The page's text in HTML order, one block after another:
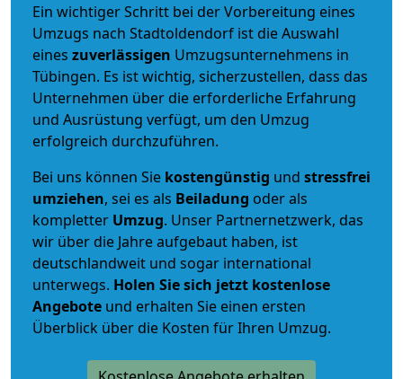
Ein wichtiger Schritt bei der Vorbereitung eines
Umzugs nach Stadtoldendorf ist die Auswahl
eines zuverlässigen Umzugsunternehmens in
Tübingen. Es ist wichtig, sicherzustellen, dass das
Unternehmen über die erforderliche Erfahrung
und Ausrüstung verfügt, um den Umzug
erfolgreich durchzuführen.
Bei uns können Sie kostengünstig und stressfrei
umziehen, sei es als Beiladung oder als
kompletter Umzug. Unser Partnernetzwerk, das
wir über die Jahre aufgebaut haben, ist
deutschlandweit und sogar international
unterwegs. Holen Sie sich jetzt kostenlose
Angebote und erhalten Sie einen ersten
Überblick über die Kosten für Ihren Umzug.